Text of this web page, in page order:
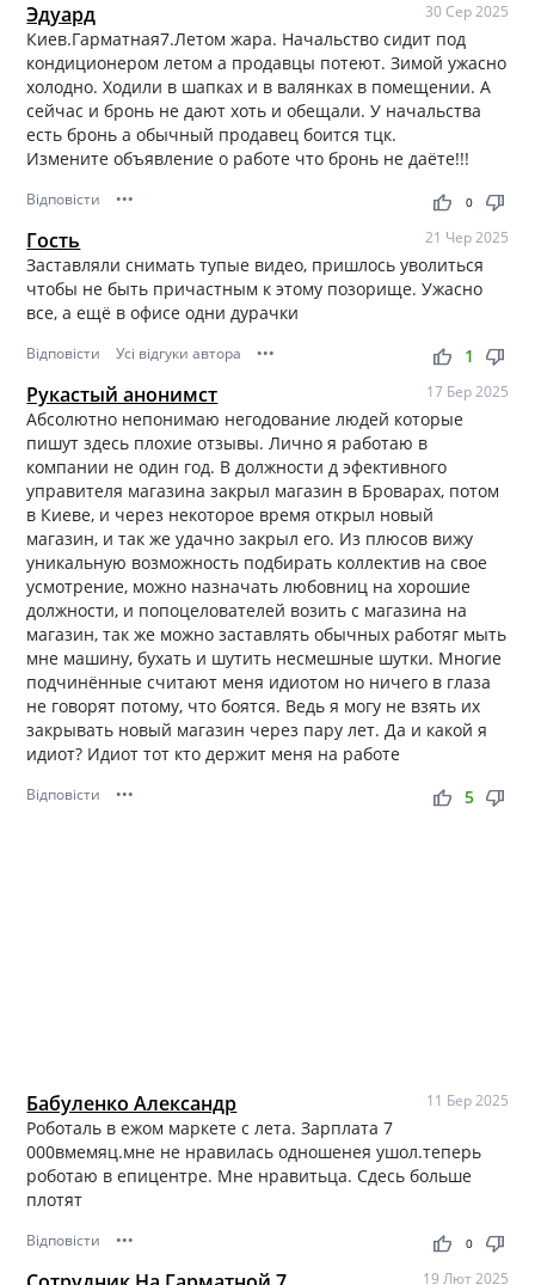
Эдуард 30 Сер 2025
Киев.Гарматная7.Летом жара. Начальство сидит под
кондиционером летом а продавцы потеют. Зимой ужасно
холодно. Ходили в шапках и в валянках в помещении. А
сейчас и бронь не дают хоть и обещали. У начальства
есть бронь а обычный продавец боится тцк.
Измените объявление о работе что бронь не даёте!!!
Відповісти ••• thumb_up thumb_down
0
Гость 21 Чер 2025
Заставляли снимать тупые видео, пришлось уволиться
чтобы не быть причастным к этому позорище. Ужасно
все, а ещё в офисе одни дурачки
Відповісти Усі відгуки автора ••• thumb_up thumb_down
1
Рукастый анонимст 17 Бер 2025
Абсолютно непонимаю негодование людей которые
пишут здесь плохие отзывы. Лично я работаю в
компании не один год. В должности д эфективного
управителя магазина закрыл магазин в Броварах, потом
в Киеве, и через некоторое время открыл новый
магазин, и так же удачно закрыл его. Из плюсов вижу
уникальную возможность подбирать коллектив на свое
усмотрение, можно назначать любовниц на хорошие
должности, и попоцелователей возить с магазина на
магазин, так же можно заставлять обычных работяг мыть
мне машину, бухать и шутить несмешные шутки. Многие
подчинённые считают меня идиотом но ничего в глаза
не говорят потому, что боятся. Ведь я могу не взять их
закрывать новый магазин через пару лет. Да и какой я
идиот? Идиот тот кто держит меня на работе
Відповісти ••• thumb_up thumb_down
5
Бабуленко Александр 11 Бер 2025
Роботаль в ежом маркете с лета. Зарплата 7
000вмемяц.мне не нравилась одношенея ушол.теперь
роботаю в епицентре. Мне нравитьца. Сдесь больше
плотят
Відповісти ••• thumb_up thumb_down
0
19 Лют 2025